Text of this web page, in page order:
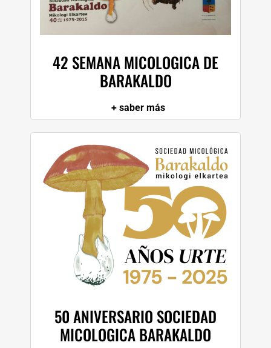
42 SEMANA MICOLOGICA DE
BARAKALDO
+ saber más
50 ANIVERSARIO SOCIEDAD
MICOLOGICA BARAKALDO